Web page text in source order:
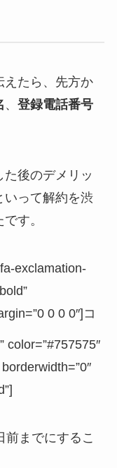
えたら、先方か
、 登録電話番号
後のデメリッ
いって解約を渋
す。
exclamation-
0 0 0″]コ
color=”#757575″
までにするこ